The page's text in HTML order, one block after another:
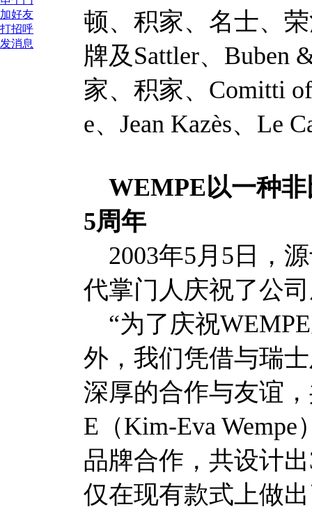
加好友
打招呼
发消息
顿、积家、名士、
牌及Sattler、Buben
家、积家、Comitti
e、Jean Kazès、Le
WEMPE以一种
5周年
2003年5月5日，
代掌门人庆祝了公
“为了庆祝
外，我们凭借与瑞
深厚的合作与友谊
E（Kim-Eva
品牌合作，共设计
仅在现有款式上做